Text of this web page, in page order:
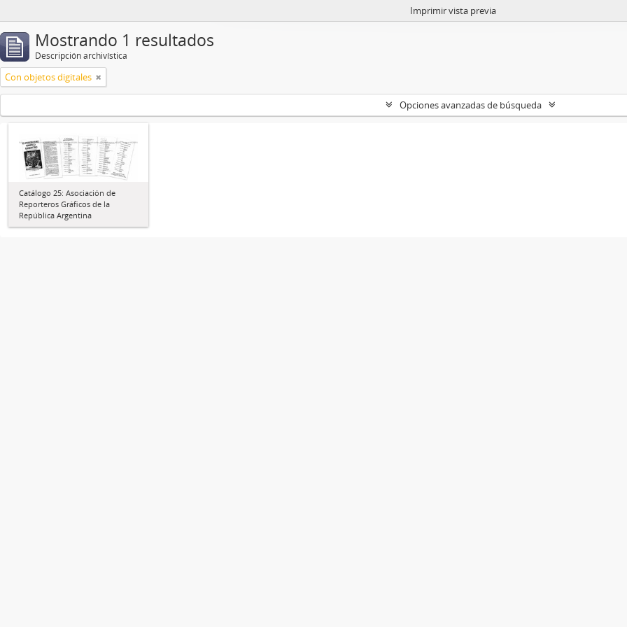
Imprimir vista previa
Mostrando 1 resultados
Descripción archivística
Con objetos digitales
Opciones avanzadas de búsqueda
Catálogo 25: Asociación de
Reporteros Gráficos de la
República Argentina